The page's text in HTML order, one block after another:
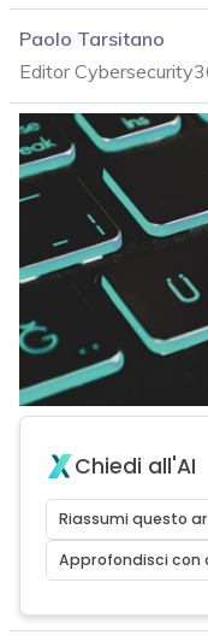
Paolo Tarsitano
Editor
Chiedi all'AI
Riassumi questo
Approfondisci con